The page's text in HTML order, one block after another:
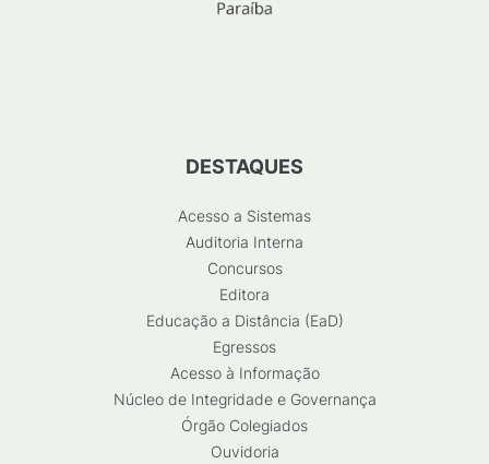
DESTAQUES
Acesso a Sistemas
Auditoria Interna
Concursos
Editora
Educação a Distância (EaD)
Egressos
Acesso à Informação
Núcleo de Integridade e Governança
Órgão Colegiados
Ouvidoria